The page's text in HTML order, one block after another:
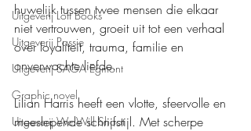
Uitgeverij Loft Books
Uitgeverij Passie
Uitgeverij SAGA Egmont
Graphic novel
Uitgeverij We Will Shoot
huwelijk tussen twee mensen die elkaar
niet vertrouwen, groeit uit tot een verhaal
over loyaliteit, trauma, familie en
onverwachte liefde.
Lilian Harris heeft een vlotte, sfeervolle en
meeslepende schrijfstijl. Met scherpe